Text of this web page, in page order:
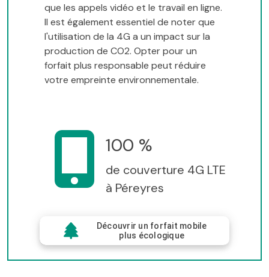
que les appels vidéo et le travail en ligne.
Il est également essentiel de noter que
l'utilisation de la 4G a un impact sur la
production de CO2. Opter pour un
forfait plus responsable peut réduire
votre empreinte environnementale.
100 %
de couverture 4G LTE
à Péreyres
Découvrir un forfait mobile
plus écologique